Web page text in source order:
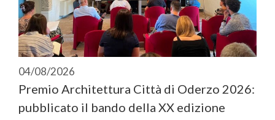
04/08/2026
Premio Architettura Città di Oderzo 2026:
pubblicato il bando della XX edizione